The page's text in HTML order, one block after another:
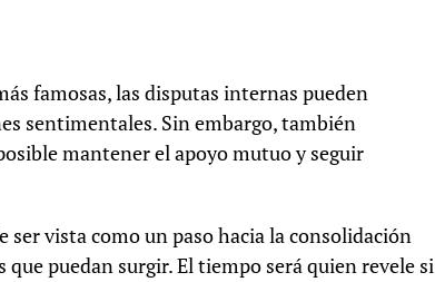
famosas, las disputas internas pueden
sentimentales. Sin embargo, también
mantener el apoyo mutuo y seguir
vista como un paso hacia la consolidación
puedan surgir. El tiempo será quien revele si